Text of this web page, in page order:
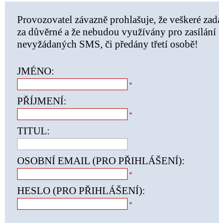
Provozovatel závazně prohlašuje, že veškeré
za důvěrné a že nebudou využívány pro
nevyžádaných SMS, či předány třetí osobě!
JMÉNO:
*
PŘÍJMENÍ:
*
TITUL:
OSOBNÍ EMAIL (PRO PŘIHLÁŠENÍ):
*
HESLO (PRO PŘIHLÁŠENÍ):
*